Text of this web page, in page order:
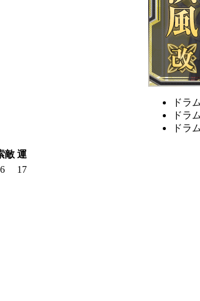
ドラ
ドラ
ドラ
敵 運
17